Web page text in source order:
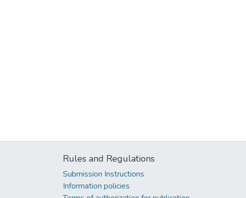
Rules and Regulations
Submission Instructions
Information policies